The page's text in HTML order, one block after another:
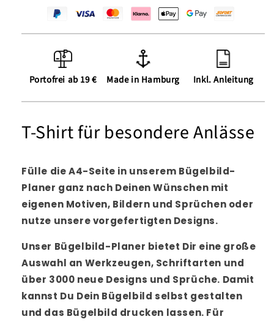
Portofrei ab 19 € Made in Hamburg Inkl. Anleitung
T-Shirt für besondere Anlässe
Fülle die A4-Seite in unserem Bügelbild-
Planer ganz nach Deinen Wünschen mit
eigenen Motiven, Bildern und Sprüchen oder
nutze unsere vorgefertigten Designs.
Unser Bügelbild-Planer bietet Dir eine große
Auswahl an Werkzeugen, Schriftarten und
über 3000 neue Designs und Sprüche. Damit
kannst Du Dein Bügelbild selbst gestalten
und das Bügelbild drucken lassen. Für